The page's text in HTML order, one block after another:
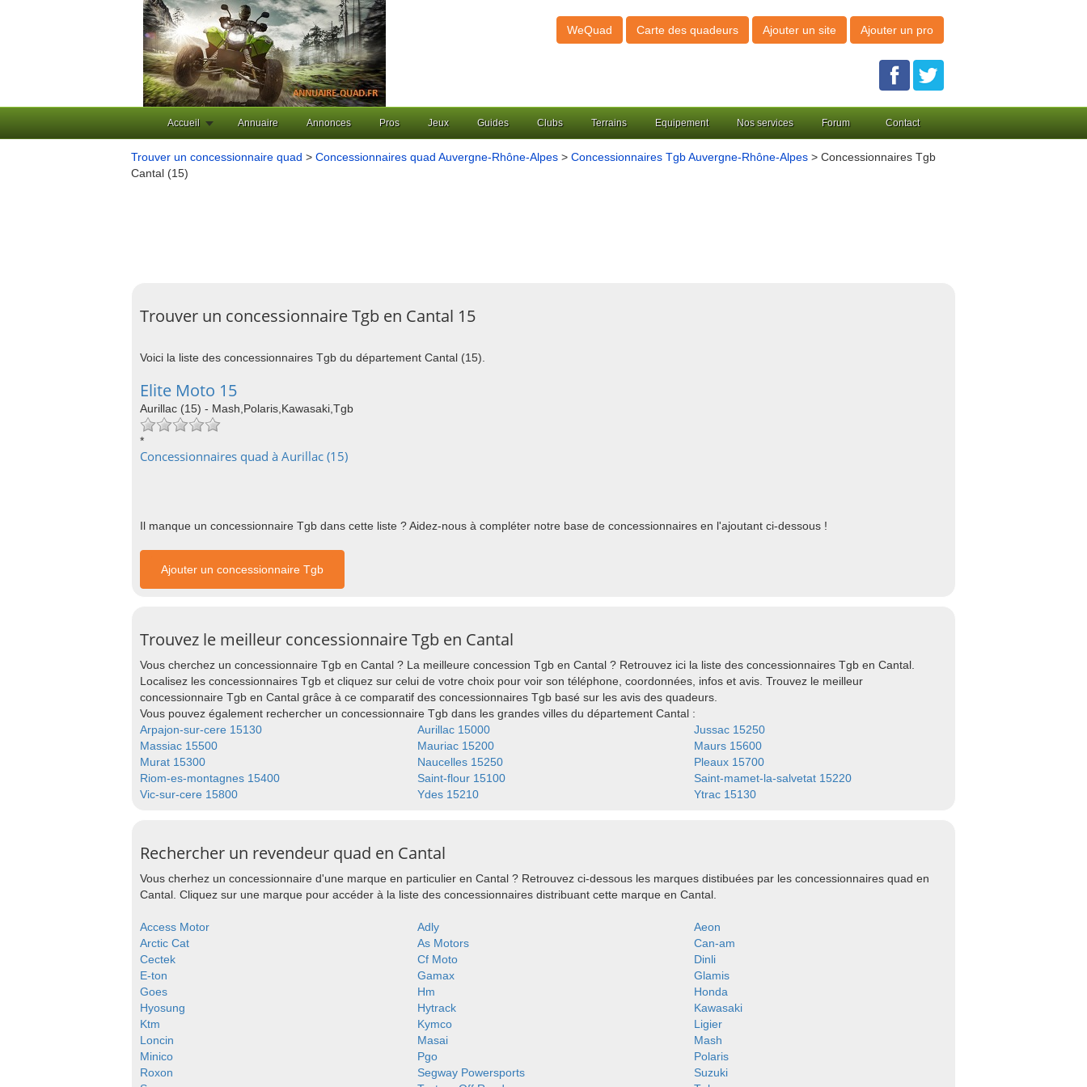
WeQuad Carte des quadeurs Ajouter un site Ajouter un pro
Accueil Annuaire Annonces Pros Jeux Guides Clubs Terrains Equipement Nos services Forum Contact
Trouver un concessionnaire quad > Concessionnaires quad Auvergne-Rhône-Alpes > Concessionnaires Tgb Auvergne-Rhône-Alpes > Concessionnaires Tgb
Cantal (15)
Trouver un concessionnaire Tgb en Cantal 15
Voici la liste des concessionnaires Tgb du département Cantal (15).
Elite Moto 15
Aurillac (15) - Mash,Polaris,Kawasaki,Tgb
*
Concessionnaires quad à Aurillac (15)
Il manque un concessionnaire Tgb dans cette liste ? Aidez-nous à compléter notre base de concessionnaires en l'ajoutant ci-dessous !
Ajouter un concessionnaire Tgb
Trouvez le meilleur concessionnaire Tgb en Cantal
Vous cherchez un concessionnaire Tgb en Cantal ? La meilleure concession Tgb en Cantal ? Retrouvez ici la liste des concessionnaires Tgb en Cantal.
Localisez les concessionnaires Tgb et cliquez sur celui de votre choix pour voir son téléphone, coordonnées, infos et avis. Trouvez le meilleur
concessionnaire Tgb en Cantal grâce à ce comparatif des concessionnaires Tgb basé sur les avis des quadeurs.
Vous pouvez également rechercher un concessionnaire Tgb dans les grandes villes du département Cantal :
Arpajon-sur-cere 15130
Aurillac 15000
Jussac 15250
Massiac 15500
Mauriac 15200
Maurs 15600
Murat 15300
Naucelles 15250
Pleaux 15700
Riom-es-montagnes 15400
Saint-flour 15100
Saint-mamet-la-salvetat 15220
Vic-sur-cere 15800
Ydes 15210 Ytrac 15130
Rechercher un revendeur quad en Cantal
Vous cherhez un concessionnaire d'une marque en particulier en Cantal ? Retrouvez ci-dessous les marques distibuées par les concessionnaires quad en
Cantal. Cliquez sur une marque pour accéder à la liste des concessionnaires distribuant cette marque en Cantal.
Access Motor Adly
Aeon
Arctic Cat
As Motors
Can-am
Cectek
Cf Moto
Dinli
E-ton
Gamax
Glamis
Goes
Hm
Honda
Hyosung
Hytrack
Kawasaki
Ktm
Kymco
Ligier
Loncin
Masai
Mash
Minico
Pgo
Polaris
Roxon
Segway Powersports
Suzuki